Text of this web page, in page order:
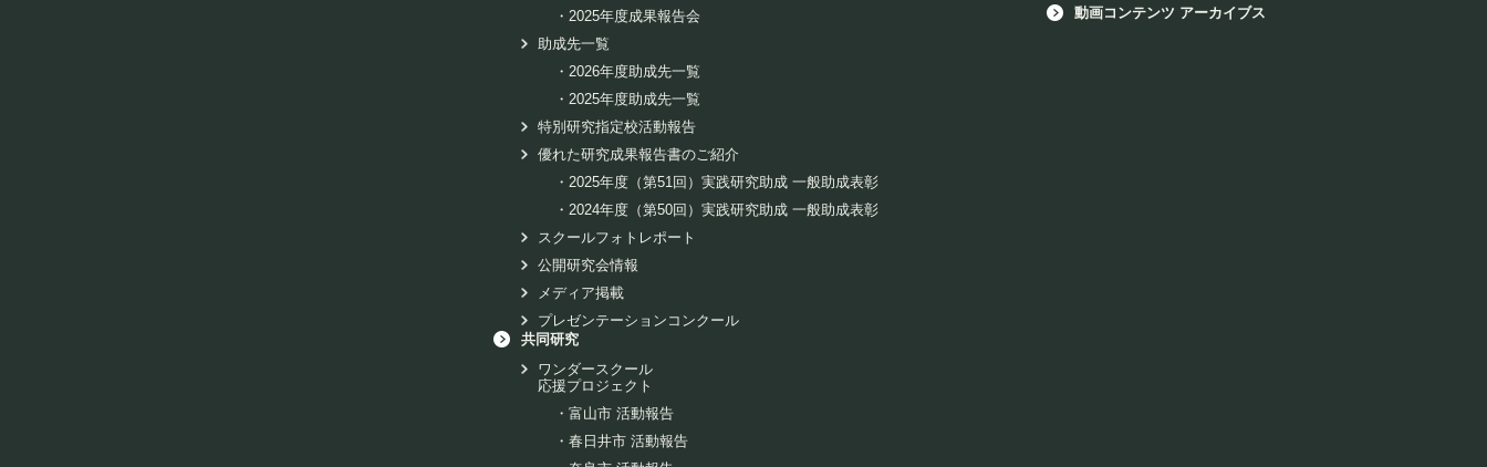
・ 2025年度成果報告会
助成先一覧
・ 2026年度助成先一覧
・ 2025年度助成先一覧
特別研究指定校活動報告
優れた研究成果報告書のご紹介
・ 2025年度（第51回）実践研究助成 一般助成表彰
・ 2024年度（第50回）実践研究助成 一般助成表彰
スクールフォトレポート
公開研究会情報
メディア掲載
プレゼンテーションコンクール
共同研究
ワンダースクール
応援プロジェクト
・ 富山市 活動報告
・ 春日井市 活動報告
動画コンテンツ アーカイブス